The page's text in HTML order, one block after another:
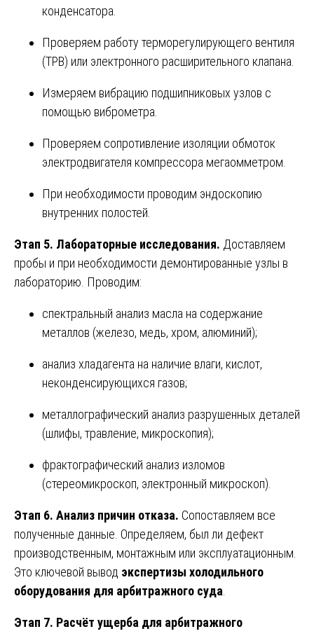
конденсатора.
Проверяем работу терморегулирующего вентиля
(ТРВ) или электронного расширительного клапана.
Измеряем вибрацию подшипниковых узлов с
помощью виброметра.
Проверяем сопротивление изоляции обмоток
электродвигателя компрессора мегаомметром.
При необходимости проводим эндоскопию
внутренних полостей.
Этап 5. Лабораторные исследования. Доставляем
пробы и при необходимости демонтированные узлы в
лабораторию. Проводим:
спектральный анализ масла на содержание
металлов (железо, медь, хром, алюминий);
анализ хладагента на наличие влаги, кислот,
неконденсирующихся газов;
металлографический анализ разрушенных деталей
(шлифы, травление, микроскопия);
фрактографический анализ изломов
(стереомикроскоп, электронный микроскоп).
Этап 6. Анализ причин отказа. Сопоставляем все
полученные данные. Определяем, был ли дефект
производственным, монтажным или эксплуатационным.
Это ключевой вывод экспертизы холодильного
оборудования для арбитражного суда
Этап 7. Расчёт ущерба для арбитражного